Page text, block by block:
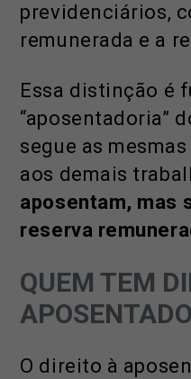
previdenciários,
remunerada e a
Essa distinção é
“aposentadoria”
segue as
aos demais
aposentam, mas
reserva
QUEM TEM
O direito à